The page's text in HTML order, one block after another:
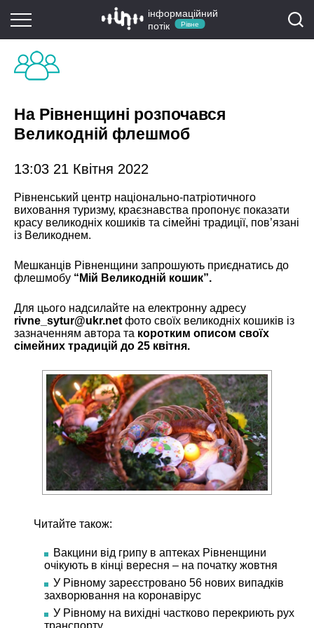
інформаційний
потік
Рівне
На Рівненщині розпочався
Великодній флешмоб
13:03 21 Квітня 2022
Рівненський центр національно-патріотичного
виховання туризму, краєзнавства пропонує показати
красу великодніх кошиків та сімейні традиції, пов’язані
із Великоднем.
Мешканців Рівненщини запрошують приєднатись до
флешмобу “Мій Великодній кошик”.
Для цього надсилайте на електронну адресу
rivne_sytur@ukr.net фото своїх великодніх кошиків із
зазначенням автора та коротким описом своїх
сімейних традицій до 25 квітня.
Читайте також:
Вакцини від грипу в аптеках Рівненщини
очікують в кінці вересня – на початку жовтня
У Рівному зареєстровано 56 нових випадків
захворювання на коронавірус
У Рівному на вихідні частково перекриють рух
транспорту